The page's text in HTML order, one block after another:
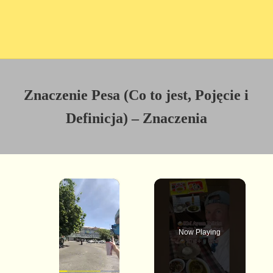
Znaczenie Pesa (Co to jest, Pojęcie i
Definicja) – Znaczenia
×
Now Playing